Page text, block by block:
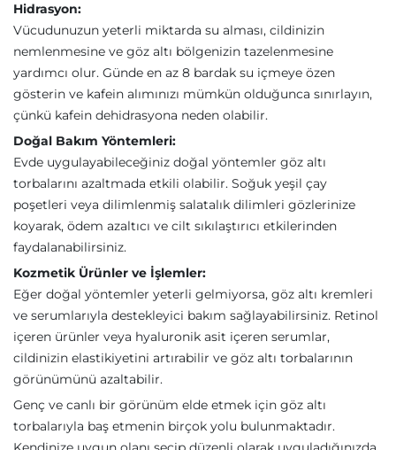
Hidrasyon:
Vücudunuzun yeterli miktarda su alması, cildinizin
nemlenmesine ve göz altı bölgenizin tazelenmesine
yardımcı olur. Günde en az 8 bardak su içmeye özen
gösterin ve kafein alımınızı mümkün olduğunca sınırlayın,
çünkü kafein dehidrasyona neden olabilir.
Doğal Bakım Yöntemleri:
Evde uygulayabileceğiniz doğal yöntemler göz altı
torbalarını azaltmada etkili olabilir. Soğuk yeşil çay
poşetleri veya dilimlenmiş salatalık dilimleri gözlerinize
koyarak, ödem azaltıcı ve cilt sıkılaştırıcı etkilerinden
faydalanabilirsiniz.
Kozmetik Ürünler ve İşlemler:
Eğer doğal yöntemler yeterli gelmiyorsa, göz altı kremleri
ve serumlarıyla destekleyici bakım sağlayabilirsiniz. Retinol
içeren ürünler veya hyaluronik asit içeren serumlar,
cildinizin elastikiyetini artırabilir ve göz altı torbalarının
görünümünü azaltabilir.
Genç ve canlı bir görünüm elde etmek için göz altı
torbalarıyla baş etmenin birçok yolu bulunmaktadır.